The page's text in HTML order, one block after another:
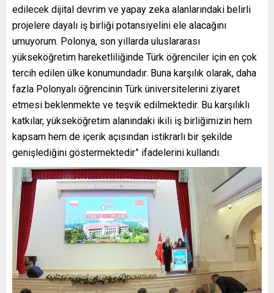
edilecek dijital devrim ve yapay zeka alanlarındaki belirli
projelere dayalı iş birliği potansiyelini ele alacağını
umuyorum. Polonya, son yıllarda uluslararası
yükseköğretim hareketliliğinde Türk öğrenciler için en çok
tercih edilen ülke konumundadır. Buna karşılık olarak, daha
fazla Polonyalı öğrencinin Türk üniversitelerini ziyaret
etmesi beklenmekte ve teşvik edilmektedir. Bu karşılıklı
katkılar, yükseköğretim alanındaki ikili iş birliğimizin hem
kapsam hem de içerik açısından istikrarlı bir şekilde
genişlediğini göstermektedir” ifadelerini kullandı.